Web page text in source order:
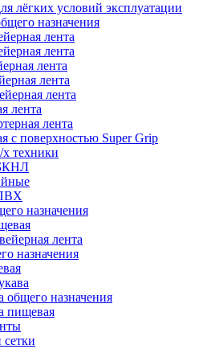
лёгких условий эксплуатации
назначения
лента
лента
лента
лента
лента
лента
лента
с поверхностью Super Grip
техники
назначения
лента
назначения
общего назначения
пищевая